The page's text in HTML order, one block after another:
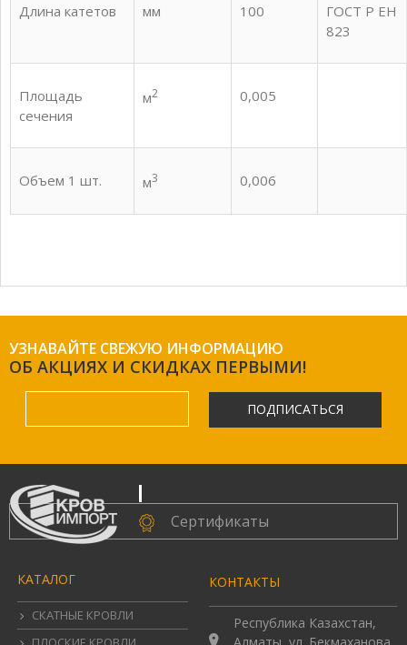
Длина катетов мм 100
ГОСТ Р ЕН
823
Площадь
сечения
м2 0,005
Объем 1 шт. м3 0,006
УЗНАВАЙТЕ СВЕЖУЮ ИНФОРМАЦИЮ
ОБ АКЦИЯХ И СКИДКАХ ПЕРВЫМИ!
ПОДПИСАТЬСЯ
Сертификаты
КАТАЛОГ
СКАТНЫЕ КРОВЛИ
КОНТАКТЫ
Республика Казахстан,